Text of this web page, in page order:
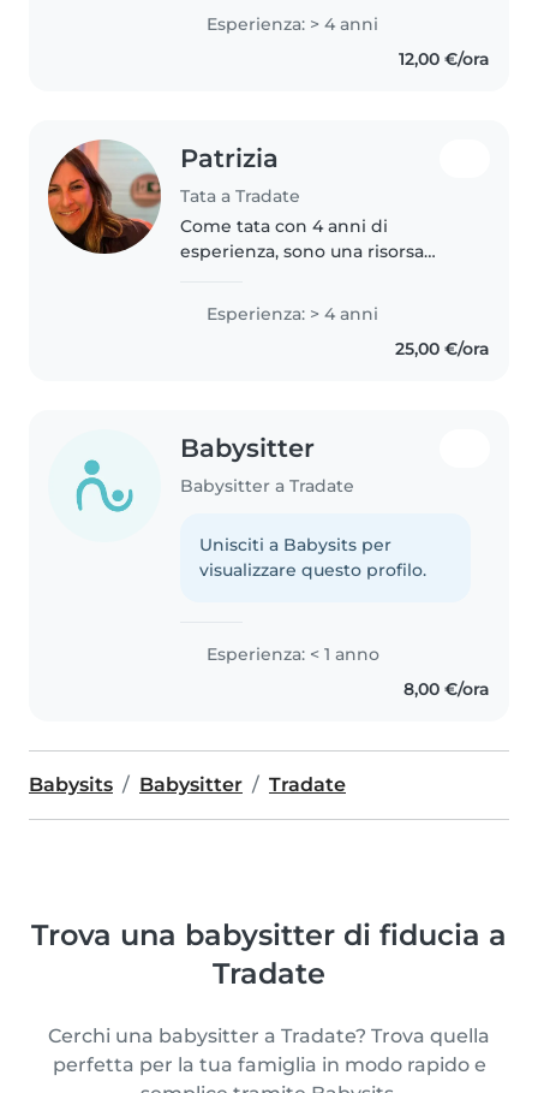
come prendermi cura dei
bambini. Mi occupo volentieri di
bambini di tutte le età, da
Esperienza: > 4 anni
12,00 €/ora
Patrizia
Tata a Tradate
Come tata con 4 anni di
esperienza, sono una risorsa
dei vostri bambini. Parlo inglese
e italiano, amo leggere e giocare
con i piccoli. Sono a mio..
Esperienza: > 4 anni
25,00 €/ora
Babysitter
Babysitter a Tradate
Unisciti a Babysits per
visualizzare questo profilo.
Esperienza: < 1 anno
8,00 €/ora
Babysits Babysitter Tradate
Trova una babysitter di fiducia a
Tradate
Cerchi una babysitter a Tradate? Trova quella
perfetta per la tua famiglia in modo rapido e